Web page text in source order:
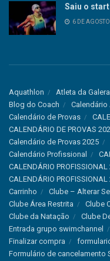
Saiu o
6 DE
Aquathlon Atleta da Galera
Blog do Coach
Calendário
Calendário de Provas
CALENDÁRIO DE PROVAS
Calendário de Provas 2025
Calendário Profissional
CALENDÁRIO PROFISSIONAL
CALENDÁRIO PROFISSIONAL
Carrinho
Clube – Alterar
Clube Área Restrita
Clube
Clube da Natação
Clube
Entrada grupo swimchannel
Finalizar compra
Formulário de cancelamento